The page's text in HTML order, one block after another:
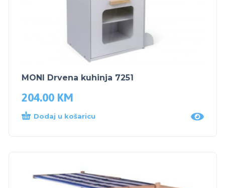
MONI Drvena kuhinja 7251
204.00 KM
Dodaj u košaricu